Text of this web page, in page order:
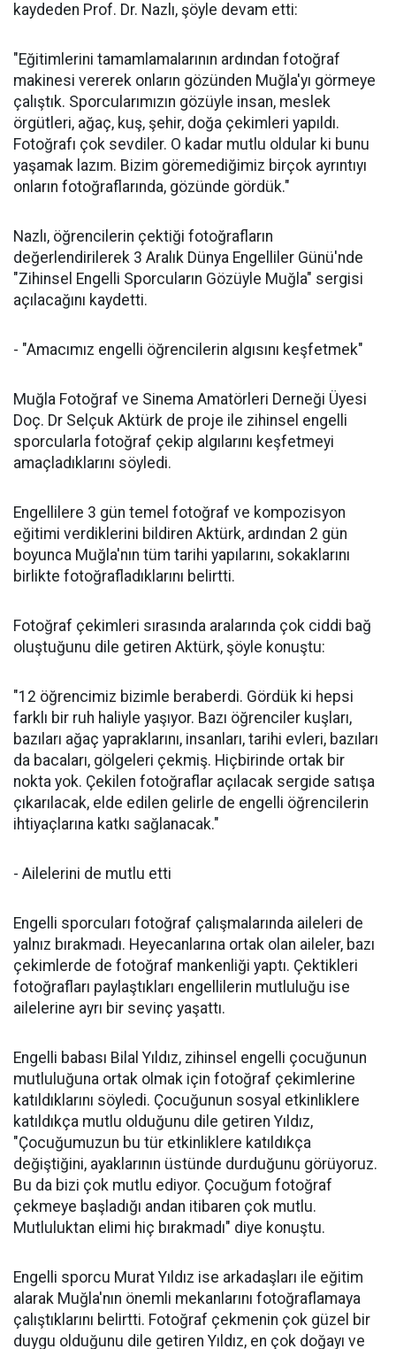
kaydeden Prof. Dr. Nazlı, şöyle devam etti:
"Eğitimlerini tamamlamalarının ardından fotoğraf
makinesi vererek onların gözünden Muğla'yı görmeye
çalıştık. Sporcularımızın gözüyle insan, meslek
örgütleri, ağaç, kuş, şehir, doğa çekimleri yapıldı.
Fotoğrafı çok sevdiler. O kadar mutlu oldular ki bunu
yaşamak lazım. Bizim göremediğimiz birçok ayrıntıyı
onların fotoğraflarında, gözünde gördük."
Nazlı, öğrencilerin çektiği fotoğrafların
değerlendirilerek 3 Aralık Dünya Engelliler Günü'nde
"Zihinsel Engelli Sporcuların Gözüyle Muğla" sergisi
açılacağını kaydetti.
- "Amacımız engelli öğrencilerin algısını keşfetmek"
Muğla Fotoğraf ve Sinema Amatörleri Derneği Üyesi
Doç. Dr Selçuk Aktürk de proje ile zihinsel engelli
sporcularla fotoğraf çekip algılarını keşfetmeyi
amaçladıklarını söyledi.
Engellilere 3 gün temel fotoğraf ve kompozisyon
eğitimi verdiklerini bildiren Aktürk, ardından 2 gün
boyunca Muğla'nın tüm tarihi yapılarını, sokaklarını
birlikte fotoğrafladıklarını belirtti.
Fotoğraf çekimleri sırasında aralarında çok ciddi bağ
oluştuğunu dile getiren Aktürk, şöyle konuştu:
"12 öğrencimiz bizimle beraberdi. Gördük ki hepsi
farklı bir ruh haliyle yaşıyor. Bazı öğrenciler kuşları,
bazıları ağaç yapraklarını, insanları, tarihi evleri, bazıları
da bacaları, gölgeleri çekmiş. Hiçbirinde ortak bir
nokta yok. Çekilen fotoğraflar açılacak sergide satışa
çıkarılacak, elde edilen gelirle de engelli öğrencilerin
ihtiyaçlarına katkı sağlanacak."
- Ailelerini de mutlu etti
Engelli sporcuları fotoğraf çalışmalarında aileleri de
yalnız bırakmadı. Heyecanlarına ortak olan aileler, bazı
çekimlerde de fotoğraf mankenliği yaptı. Çektikleri
fotoğrafları paylaştıkları engellilerin mutluluğu ise
ailelerine ayrı bir sevinç yaşattı.
Engelli babası Bilal Yıldız, zihinsel engelli çocuğunun
mutluluğuna ortak olmak için fotoğraf çekimlerine
katıldıklarını söyledi. Çocuğunun sosyal etkinliklere
katıldıkça mutlu olduğunu dile getiren Yıldız,
"Çocuğumuzun bu tür etkinliklere katıldıkça
değiştiğini, ayaklarının üstünde durduğunu görüyoruz.
Bu da bizi çok mutlu ediyor. Çocuğum fotoğraf
çekmeye başladığı andan itibaren çok mutlu.
Mutluluktan elimi hiç bırakmadı" diye konuştu.
Engelli sporcu Murat Yıldız ise arkadaşları ile eğitim
alarak Muğla'nın önemli mekanlarını fotoğraflamaya
çalıştıklarını belirtti. Fotoğraf çekmenin çok güzel bir
duygu olduğunu dile getiren Yıldız, en çok doğayı ve